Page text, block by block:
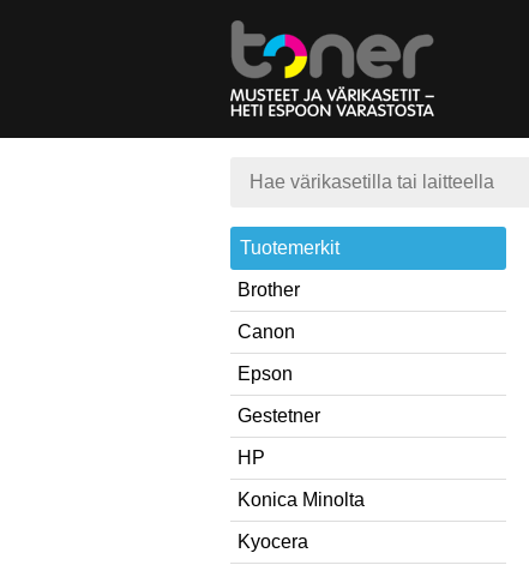
Tuotemerkit
Brother
Canon
Epson
Gestetner
HP
Konica Minolta
Kyocera